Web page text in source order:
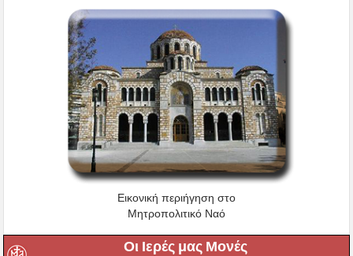
Εικονική περιήγηση στο
Μητροπολιτικό Ναό
Οι Ιερές μας Μονές